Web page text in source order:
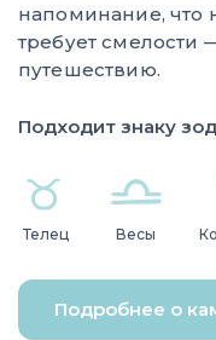
напоминание, что
требует смелости
путешествию.
Подходит знаку
Телец Весы
Подробнее о